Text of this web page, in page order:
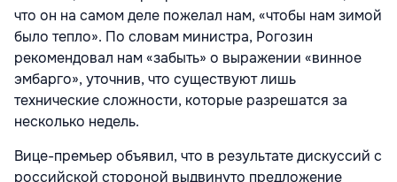
что он на самом деле пожелал нам, «чтобы нам зимой
было тепло». По словам министра, Рогозин
рекомендовал нам «забыть» о выражении «винное
эмбарго», уточнив, что существуют лишь
технические сложности, которые разрешатся за
несколько недель.
Вице-премьер объявил, что в результате дискуссий с
российской стороной выдвинуто предложение